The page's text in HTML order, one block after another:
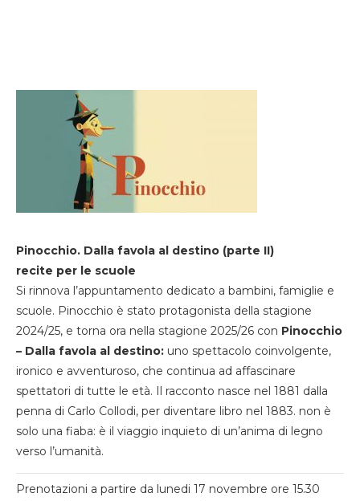
Pinocchio. Dalla favola al destino (parte II)
recite per le scuole
Si rinnova l’appuntamento dedicato a bambini, famiglie e
scuole. Pinocchio è stato protagonista della stagione
2024/25, e torna ora nella stagione 2025/26 con Pinocchio
– Dalla favola al destino: uno spettacolo coinvolgente,
ironico e avventuroso, che continua ad affascinare
spettatori di tutte le età. Il racconto nasce nel 1881 dalla
penna di Carlo Collodi, per diventare libro nel 1883. non è
solo una fiaba: è il viaggio inquieto di un’anima di legno
verso l’umanità.
Prenotazioni a partire da lunedi 17 novembre ore 15.30